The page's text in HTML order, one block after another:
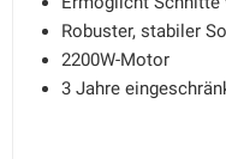
Robuster, stabiler
2200W-Motor
3 Jahre